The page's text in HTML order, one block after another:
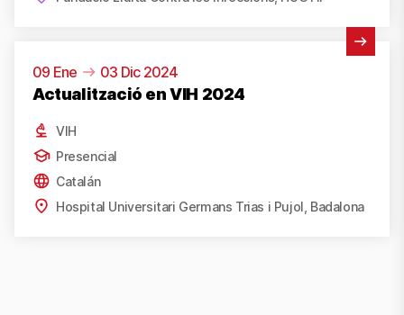
09 Ene 03 Dic 2024
Actualització en VIH 2024
VIH
Presencial
Catalán
Hospital Universitari Germans Trias i Pujol, Badalona